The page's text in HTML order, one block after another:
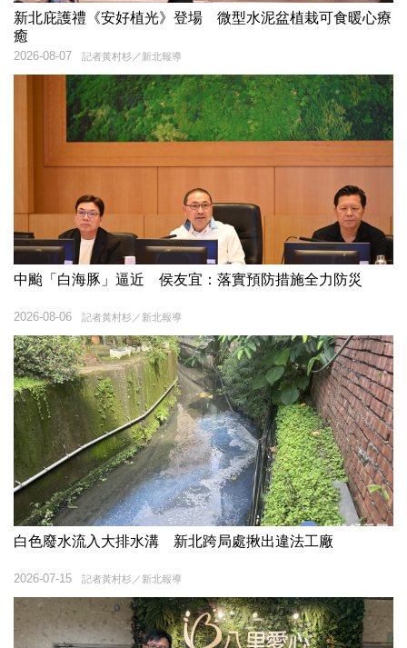
新北庇護禮《安好植光》登場 微型水泥盆植栽可食暖心療
癒
記者黃村杉／新北報導
2026-08-07
中颱「白海豚」逼近 侯友宜：落實預防措施全力防災
記者黃村杉／新北報導
2026-08-06
白色廢水流入大排水溝 新北跨局處揪出違法工廠
記者黃村杉／新北報導
2026-07-15